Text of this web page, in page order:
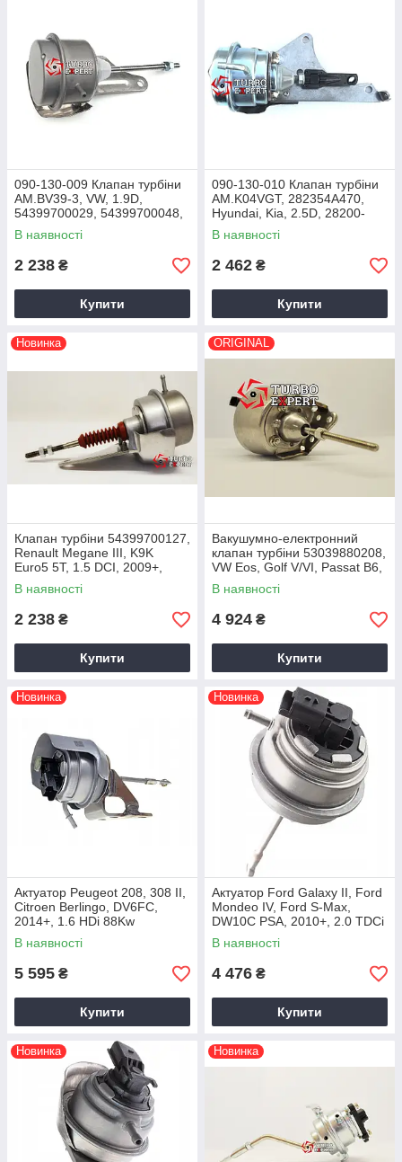
090-130-009 Клапан турбіни
AM.BV39-3, VW, 1.9D,
54399700029, 54399700048,
54399700071, 54399700072
В наявності
2 238 ₴
Купити
090-130-010 Клапан турбіни
AM.K04VGT, 282354A470,
Hyundai, Kia, 2.5D, 28200-
4A470, 28200-4A470FF
В наявності
2 462 ₴
Купити
Новинка
Клапан турбіни 54399700127,
Renault Megane III, K9K
Euro5 5T, 1.5 DCI, 2009+,
144114256R, 2009+
В наявності
2 238 ₴
Купити
ORIGINAL
Вакушумно-електронний
клапан турбіни 53039880208,
VW Eos, Golf V/VI, Passat B6,
Scirocco, Tiguan, Jetta 2.0 TDI
В наявності
4 924 ₴
Купити
Новинка
Актуатор Peugeot 208, 308 II,
Citroen Berlingo, DV6FC,
2014+, 1.6 HDi 88Kw
В наявності
5 595 ₴
Купити
Новинка
Актуатор Ford Galaxy II, Ford
Mondeo IV, Ford S-Max,
DW10C PSA, 2010+, 2.0 TDCi
В наявності
4 476 ₴
Купити
Новинка Новинка